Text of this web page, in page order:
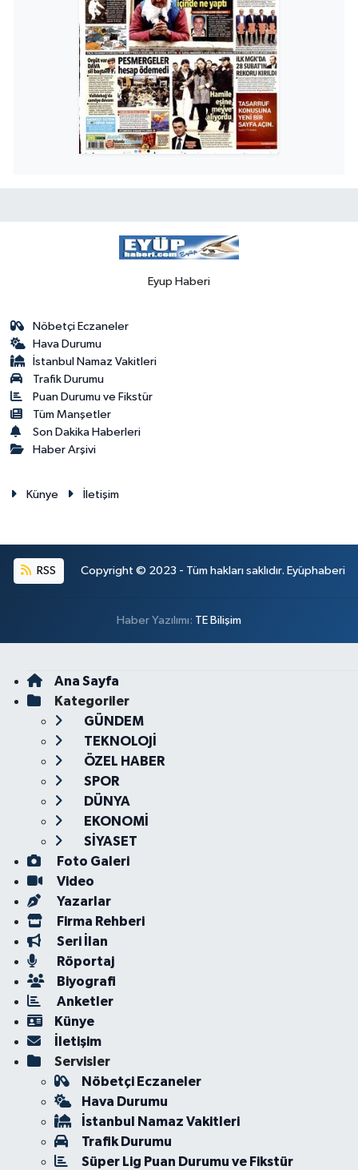
Eyup Haberi
Nöbetçi Eczaneler
Hava Durumu
İstanbul Namaz Vakitleri
Trafik Durumu
Puan Durumu ve Fikstür
Tüm Manşetler
Son Dakika Haberleri
Haber Arşivi
Künye İletişim
RSS Copyright © 2023 - Tüm hakları saklıdır. Eyüphaberi
Haber Yazılımı: TE Bilişim
Ana Sayfa
Kategoriler
GÜNDEM
TEKNOLOJİ
ÖZEL HABER
SPOR
DÜNYA
EKONOMİ
SİYASET
Foto Galeri
Video
Yazarlar
Firma Rehberi
Seri İlan
Röportaj
Biyografi
Anketler
Künye
İletişim
Servisler
Nöbetçi Eczaneler
Hava Durumu
İstanbul Namaz Vakitleri
Trafik Durumu
Süper Lig Puan Durumu ve Fikstür